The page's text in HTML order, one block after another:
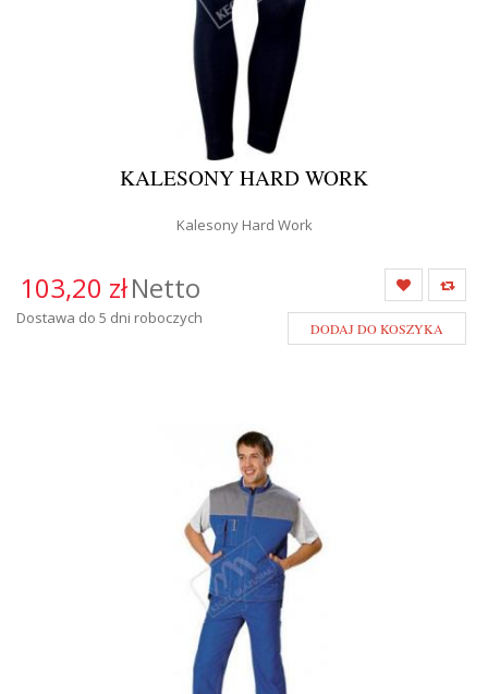
KALESONY HARD WORK
Kalesony Hard Work
103,20 złNetto
Dostawa do 5 dni roboczych
DODAJ DO KOSZYKA